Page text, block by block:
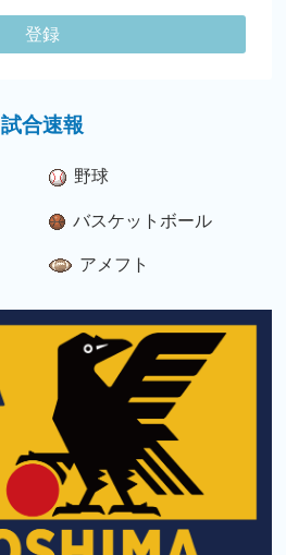
登録
試合速報
野球
バスケットボール
アメフト